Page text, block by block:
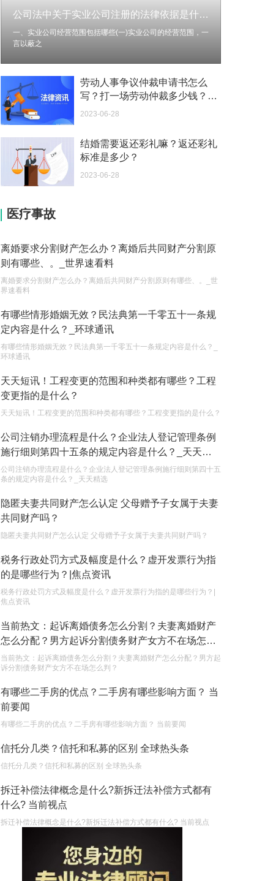
外国旅游签证可以在中国大使馆登记结婚吗？
2023-05-04
2023-05-04
你好 我想问一下外国人来这里工作没有护照该怎么
办？
如何续签居住证 我的1月7日到期
2023-05-04
关报案？
你好 我需要申请去美国结婚的签证 过程是什么？
代理权的产生原因是什么？当我国没有外贸经营权
的企业委托外贸公司进出口贸易时，相关当事人的
权利和责任是什么？
2023-05-04
单纯的遗产赠要缴税吗？
公司法中关于实业公司注册的法律依据是什么？中华人民共和国公司法第二十三条是什么？ 当前速看
一、实业公司经营范围包括哪些(一)实业公司的经营范围，一
言以蔽之
劳动人事争议仲裁申请书怎么
写？打一场劳动仲裁多少钱？_
全球今头条
2023-06-28
结婚需要返还彩礼嘛？返还彩礼
标准是多少？
2023-06-28
医疗事故
离婚要求分割财产怎么办？离婚后共同财产分割原
则有哪些、。_世界速看料
离婚要求分割财产怎么办？离婚后共同财产分割原则有哪些、。_世
界速看料
有哪些情形婚姻无效？民法典第一千零五十一条规
定内容是什么？_环球通讯
有哪些情形婚姻无效？民法典第一千零五十一条规定内容是什么？_
环球通讯
天天短讯！工程变更的范围和种类都有哪些？工程
变更指的是什么？
天天短讯！工程变更的范围和种类都有哪些？工程变更指的是什么？
公司注销办理流程是什么？企业法人登记管理条例
施行细则第四十五条的规定内容是什么？_天天精
选
公司注销办理流程是什么？企业法人登记管理条例施行细则第四十五
条的规定内容是什么？_天天精选
隐匿夫妻共同财产怎么认定 父母赠予子女属于夫妻
共同财产吗？
隐匿夫妻共同财产怎么认定 父母赠予子女属于夫妻共同财产吗？
税务行政处罚方式及幅度是什么？虚开发票行为指
的是哪些行为？|焦点资讯
税务行政处罚方式及幅度是什么？虚开发票行为指的是哪些行为？|
焦点资讯
当前热文：起诉离婚债务怎么分割？夫妻离婚财产
怎么分配？男方起诉分割债务财产女方不在场怎么
判？
当前热文：起诉离婚债务怎么分割？夫妻离婚财产怎么分配？男方起
诉分割债务财产女方不在场怎么判？
有哪些二手房的优点？二手房有哪些影响方面？ 当
前要闻
有哪些二手房的优点？二手房有哪些影响方面？ 当前要闻
信托分几类？信托和私募的区别 全球热头条
信托分几类？信托和私募的区别 全球热头条
拆迁补偿法律概念是什么?新拆迁法补偿方式都有
什么? 当前视点
拆迁补偿法律概念是什么?新拆迁法补偿方式都有什么? 当前视点